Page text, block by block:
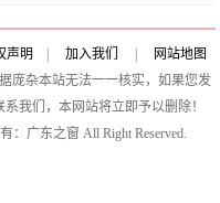
声明 加入我们
网站地图
庞杂本站无法一一核实，如果您发
我们，本网站将立即予以删除！
：广东之窗 All Right Reserved.